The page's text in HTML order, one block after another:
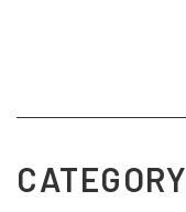
CATEGORY